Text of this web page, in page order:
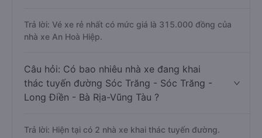
Trả lời: Vé xe rẻ nhất có mức giá là 315.000 đồng của
nhà xe An Hoà Hiệp.
Câu hỏi: Có bao nhiêu nhà xe đang khai
thác tuyến đường Sóc Trăng - Sóc Trăng -
Long Điền - Bà Rịa-Vũng Tàu ?
Trả lời: Hiện tại có 2 nhà xe khai thác tuyến đường.